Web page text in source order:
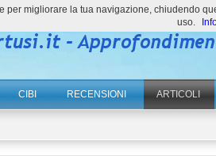
CIBI RECENSIONI ARTICOLI
per migliorare la tua navigazione, chiudendo
uso.